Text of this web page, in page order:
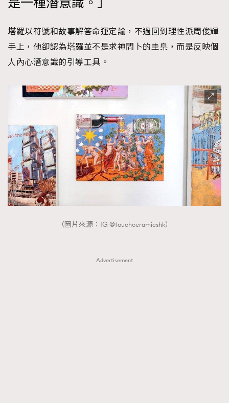
塔羅以符號和故事解答命運定論，不過回到理性派周俊輝
手上，他卻認為塔羅並不是求神問卜的圭臬，而是反映個
人內心潛意識的引導工具。
（圖片來源：IG @touchceramicshk）
Advertisement